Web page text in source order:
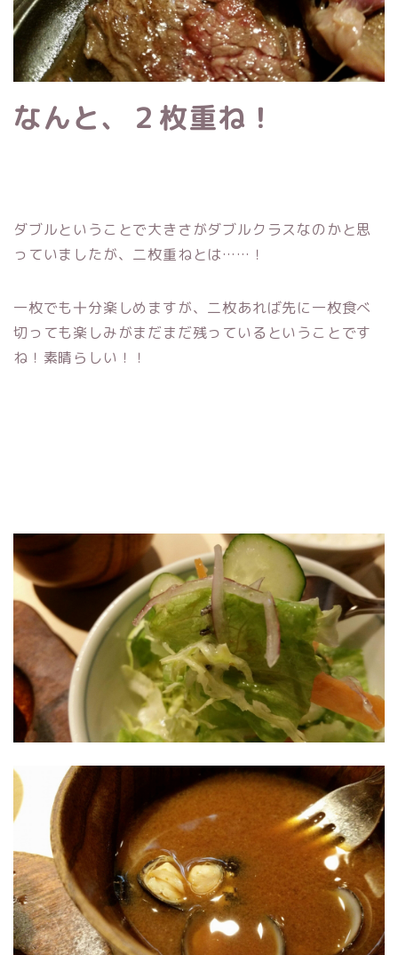
なんと、２枚重ね！
ダブルということで大きさがダブルクラスなのかと思
っていましたが、二枚重ねとは……！
一枚でも十分楽しめますが、二枚あれば先に一枚食べ
切っても楽しみがまだまだ残っているということです
ね！素晴らしい！！